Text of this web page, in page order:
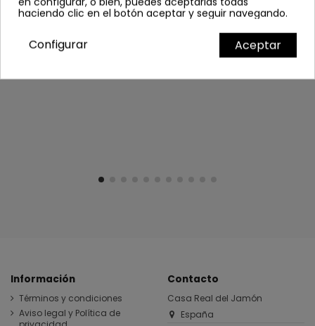
Información
Términos y condiciones
Aviso legal y Política de
Contacto
Casa Real del Jamón
España
haciendo clic en el botón aceptar y seguir navegando.
Aceptar
Configurar